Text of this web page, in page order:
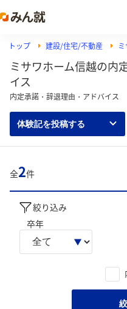
トップ 建設/住宅/不動産
ミサワホーム信越の内
イス
内定承諾・辞退理由・アドバイス
体験記を投稿する
全2件
絞り込み
卒年